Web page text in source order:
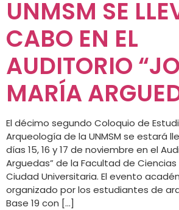
UNMSM SE
CABO EN EL
AUDITORIO
MARÍA
El décimo segundo Coloquio de
Arqueología de la UNMSM se estará
días 15, 16 y 17 de noviembre en el
Arguedas” de la Facultad de Ciencias
Ciudad Universitaria. El evento
organizado por los estudiantes de
Base 19 con […]